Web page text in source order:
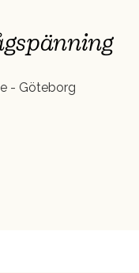
- Göteborg